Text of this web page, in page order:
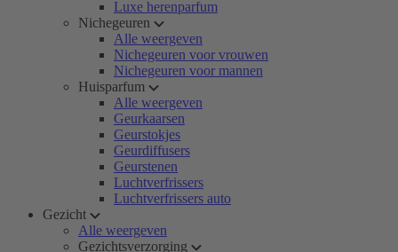
Luxe herenparfum
Nichegeuren
Alle weergeven
Nichegeuren voor vrouwen
Nichegeuren voor mannen
Huisparfum
Alle weergeven
Geurkaarsen
Geurstokjes
Geurdiffusers
Geurstenen
Luchtverfrissers
Luchtverfrissers auto
Gezicht
Alle weergeven
Gezichtsverzorging